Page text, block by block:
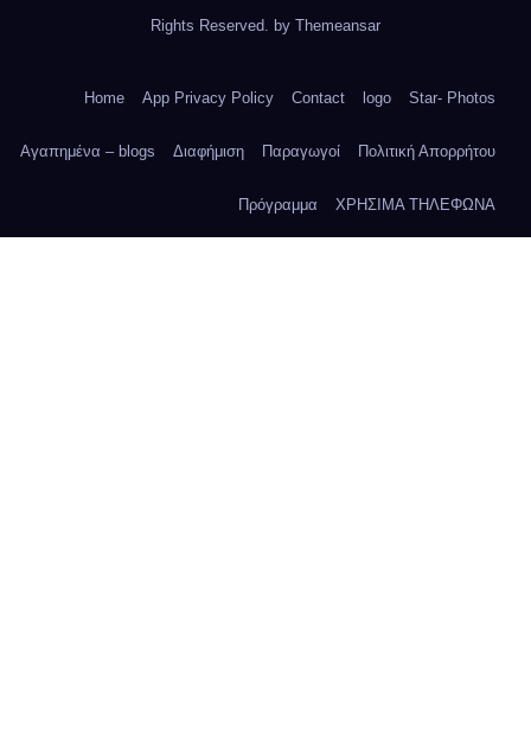
Rights Reserved. by Themeansar
Home App Privacy Policy Contact logo Star- Photos
Αγαπημένα – blogs Διαφήμιση Παραγωγοί Πολιτική Απορρήτου
Πρόγραμμα ΧΡΗΣΙΜΑ ΤΗΛΕΦΩΝΑ